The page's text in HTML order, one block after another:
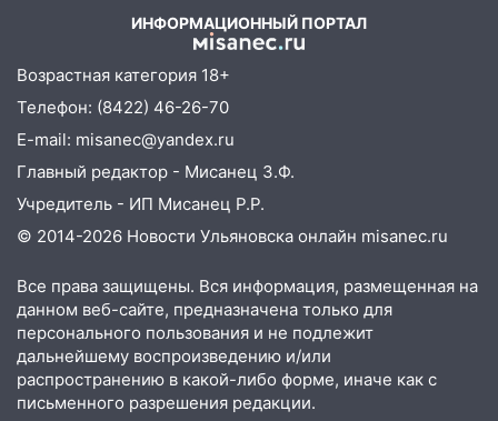
В Ульяновске почти 20 тысяч
вооружённых человек, в том числе
женщины
06:00 Топор убил человека, а пожары
уничтожили 122 дома
05:00 Вселенная выбрала фаворита:
гороскоп на 4 августа — один знак ждет
настоящий прорыв
03.08.2026
20:38 Ульяновские легкоатлетки
завоевали серебро Первенства России
20:06 В Ишеевке 24-летний мужчина
ударил знакомого ножом в грудь
ИНФОРМАЦИОННЫЙ ПОРТАЛ
Возрастная категория 18+
Телефон: (8422) 46-26-70
E-mail: misanec@yandex.ru
Главный редактор - Мисанец З.Ф.
Учредитель - ИП Мисанец Р.Р.
© 2014-2026 Новости Ульяновска онлайн misanec.ru
Все права защищены. Вся информация, размещенная на
данном веб-сайте, предназначена только для
персонального пользования и не подлежит
дальнейшему воспроизведению и/или
распространению в какой-либо форме, иначе как с
письменного разрешения редакции.